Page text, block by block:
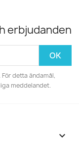
erbjudanden
detta ändamål,
meddelandet.
